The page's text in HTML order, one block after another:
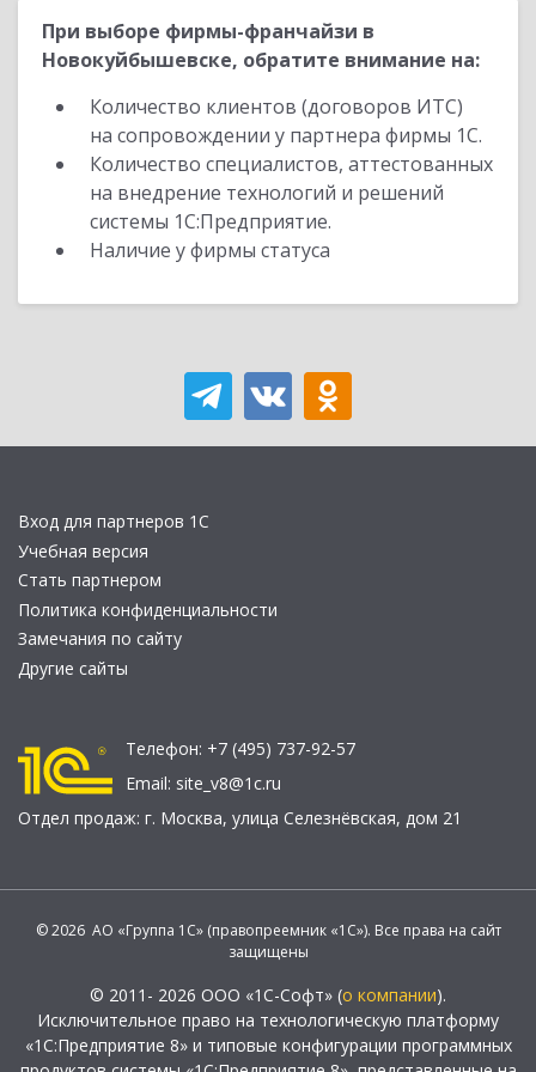
При выборе фирмы-франчайзи в
Новокуйбышевске, обратите внимание на:
Количество клиентов (договоров ИТС)
на сопровождении у партнера фирмы 1С.
Количество специалистов, аттестованных
на внедрение технологий и решений
системы 1С:Предприятие.
Наличие у фирмы статуса
Вход для партнеров 1С
Учебная версия
Стать партнером
Политика конфиденциальности
Замечания по сайту
Другие сайты
Телефон: +7 (495) 737-92-57
Email: site_v8@1c.ru
Отдел продаж: г. Москва, улица Селезнёвская, дом 21
© 2026 АО «Группа 1С» (правопреемник «1С»). Все права на сайт
защищены
© 2011- 2026 ООО «1С-Софт» (о компании).
Исключительное право на технологическую платформу
«1С:Предприятие 8» и типовые конфигурации программных